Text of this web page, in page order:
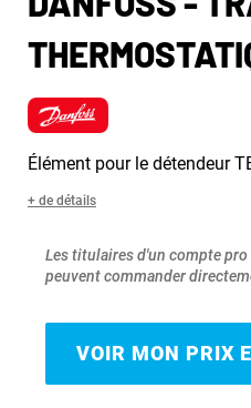
Élément pour le détendeur
+ de détails
Les titulaires d'un compte
peuvent commander
VOIR MON PRIX